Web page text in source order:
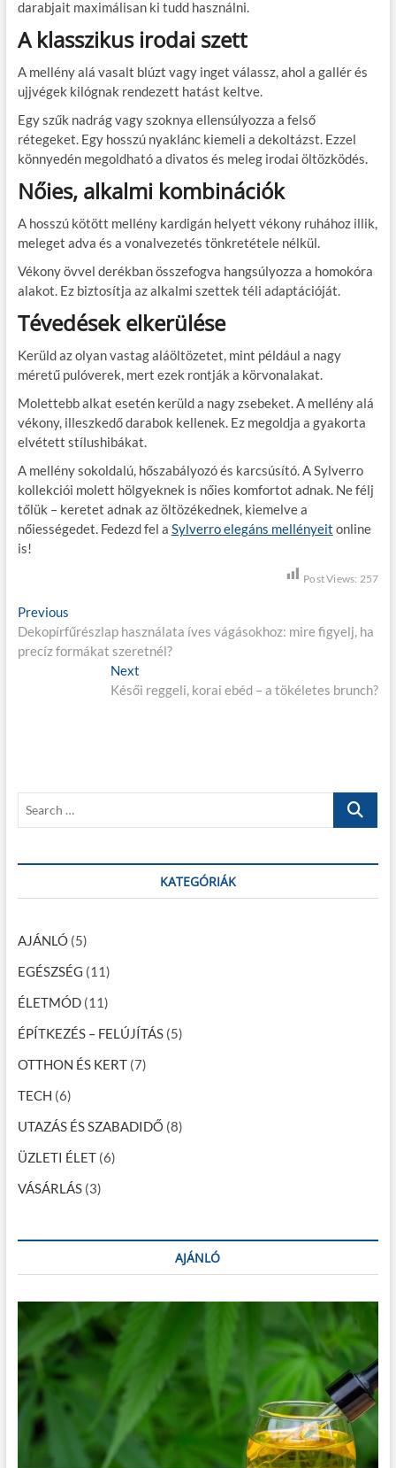
darabjait maximálisan ki tudd használni.
A klasszikus irodai szett
A mellény alá vasalt blúzt vagy inget válassz, ahol a gallér és
ujjvégek kilógnak rendezett hatást keltve.
Egy szűk nadrág vagy szoknya ellensúlyozza a felső
rétegeket. Egy hosszú nyaklánc kiemeli a dekoltázst. Ezzel
könnyedén megoldható a divatos és meleg irodai öltözködés.
Nőies, alkalmi kombinációk
A hosszú kötött mellény kardigán helyett vékony ruhához illik,
meleget adva és a vonalvezetés tönkretétele nélkül.
Vékony övvel derékban összefogva hangsúlyozza a homokóra
alakot. Ez biztosítja az alkalmi szettek téli adaptációját.
Tévedések elkerülése
Kerüld az olyan vastag aláöltözetet, mint például a nagy
méretű pulóverek, mert ezek rontják a körvonalakat.
Molettebb alkat esetén kerüld a nagy zsebeket. A mellény alá
vékony, illeszkedő darabok kellenek. Ez megoldja a gyakorta
elvétett stílushibákat.
A mellény sokoldalú, hőszabályozó és karcsúsító. A Sylverro
kollekciói molett hölgyeknek is nőies komfortot adnak. Ne félj
tőlük – keretet adnak az öltözékednek, kiemelve a
nőiességedet. Fedezd fel a Sylverro elegáns mellényeit online
is!
Post Views: 257
B
e
z
é
n
a
v
i
g
á
c
i
ó
Previous
r
e
t
Dekopírfűrészlap használata íves vágásokhoz: mire figyelj, ha
precíz formákat szeretnél?
Next
e
:
Késői reggeli, korai ebéd – a tökéletes brunch?
r
h
KATEGÓRIÁK
AJÁNLÓ(5)
EGÉSZSÉG (11)
ÉLETMÓD(11)
ÉPÍTKEZÉS – FELÚJÍTÁS(5)
OTTHON ÉS KERT(7)
TECH (6)
UTAZÁS ÉS SZABADIDŐ (8)
ÜZLETI ÉLET(6)
VÁSÁRLÁS(3)
AJÁNLÓ